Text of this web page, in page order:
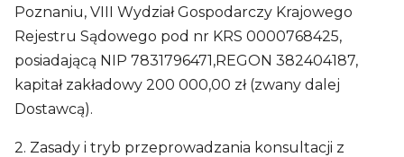
Poznaniu, VIII Wydział Gospodarczy Krajowego
Rejestru Sądowego pod nr KRS 0000768425,
posiadającą NIP 7831796471,REGON 382404187,
kapitał zakładowy 200 000,00 zł (zwany dalej
Dostawcą).
2. Zasady i tryb przeprowadzania konsultacji z